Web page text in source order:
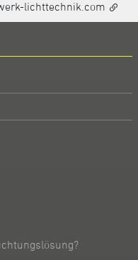
lichttechnik.com